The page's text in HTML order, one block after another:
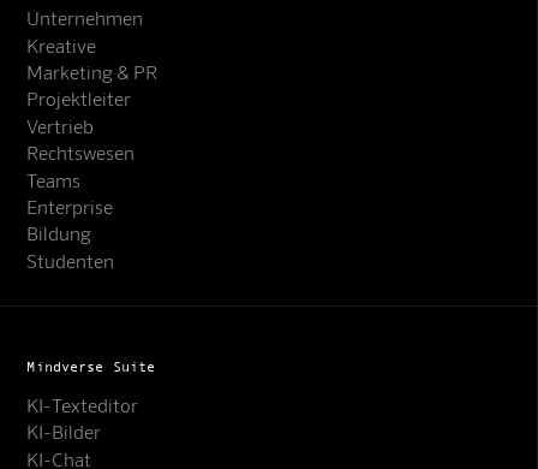
Unternehmen
Kreative
Marketing & PR
Projektleiter
Vertrieb
Rechtswesen
Teams
Enterprise
Bildung
Studenten
Mindverse Suite
KI-Texteditor
KI-Bilder
KI-Chat